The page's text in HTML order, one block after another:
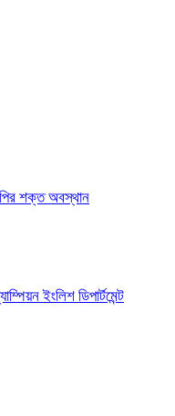
শক্ত অবস্থান
ইংলিশ ডিপার্টমেন্ট